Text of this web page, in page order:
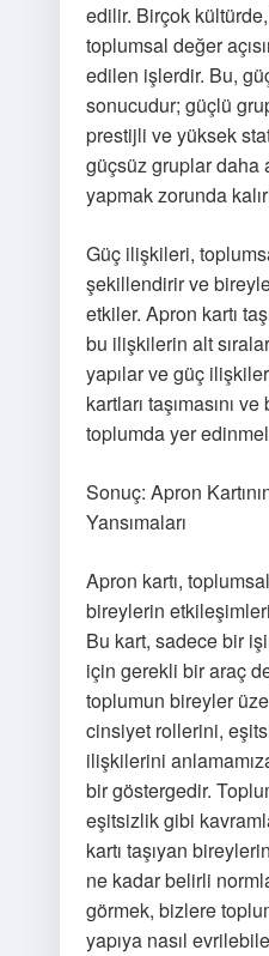
edilir. Birçok
toplumsal değer
edilen işlerdir. Bu,
sonucudur; güçlü
prestijli ve yüksek
güçsüz gruplar daha
yapmak zorunda
Güç ilişkileri,
şekillendirir ve
etkiler. Apron kartı
bu ilişkilerin alt
yapılar ve güç
kartları taşımasını
toplumda yer
Sonuç: Apron
Yansımaları
Apron kartı,
bireylerin
Bu kart, sadece bir
için gerekli bir araç
toplumun bireyler
cinsiyet rollerini,
ilişkilerini
bir göstergedir.
eşitsizlik gibi
kartı taşıyan
ne kadar belirli
görmek, bizlere
yapıya nasıl